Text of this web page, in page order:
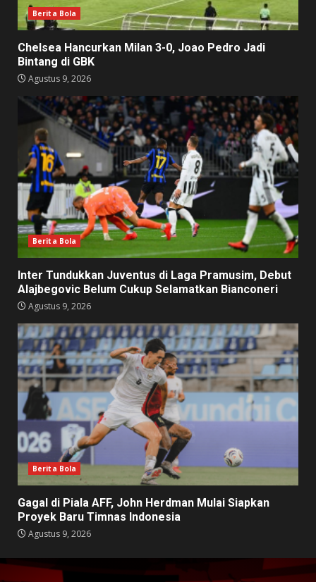
Berita Bola
Chelsea Hancurkan Milan 3-0, Joao Pedro Jadi
Bintang di GBK
Agustus 9, 2026
Berita Bola
Inter Tundukkan Juventus di Laga Pramusim, Debut
Alajbegovic Belum Cukup Selamatkan Bianconeri
Agustus 9, 2026
Berita Bola
Gagal di Piala AFF, John Herdman Mulai Siapkan
Proyek Baru Timnas Indonesia
Agustus 9, 2026